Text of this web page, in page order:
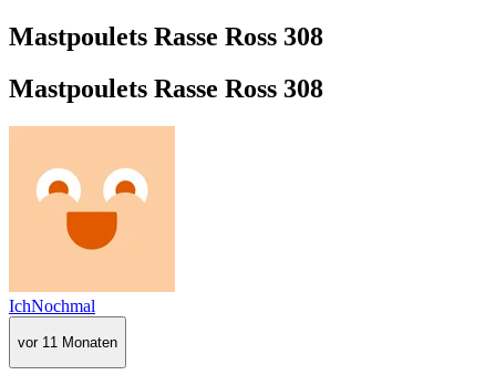
Mastpoulets Rasse Ross 308
Mastpoulets Rasse Ross 308
IchNochmal
vor 11 Monaten